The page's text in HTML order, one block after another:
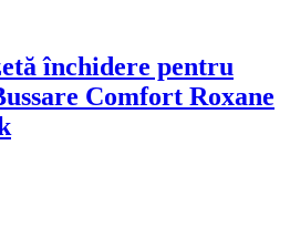
închidere pentru
Comfort Roxane